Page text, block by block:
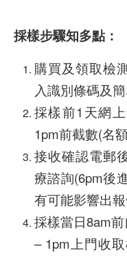
採樣步驟知多點：
購買及領取檢
入識別條碼及簡
採樣前1天網
1pm前截數(名
接收確認電郵
療諮詢(6pm後
有可能影響出報
採樣當日8am
– 1pm上門收